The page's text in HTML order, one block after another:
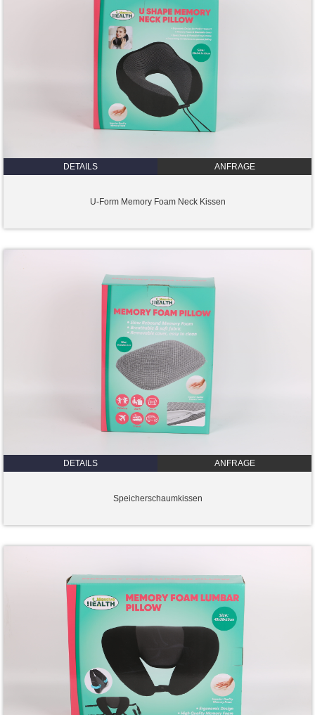
DETAILS ANFRAGE
U-Form Memory Foam Neck Kissen
DETAILS ANFRAGE
Speicherschaumkissen